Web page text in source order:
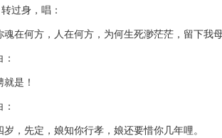
身，唱：
何方，人在何方，为何生死渺茫茫，留下我母
是！
先定，娘知你行孝，娘还要惜你几年哩。